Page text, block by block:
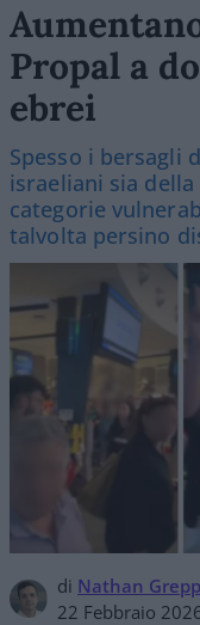
Propal a
ebrei
Spesso i bersagli
israeliani sia
categorie
talvolta persino
di Nathan
22 Febbraio